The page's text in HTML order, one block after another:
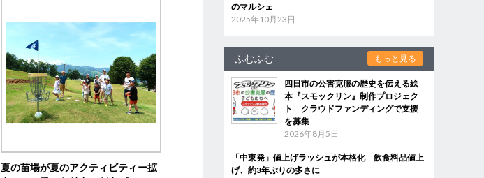
夏の苗場が夏のアクティビティー拡
のマルシェ
2025年10月23日
ふむふむ もっと見る
四日市の公害克服の歴史を伝える絵
本『スモックリン』制作プロジェク
ト クラウドファンディングで支援
を募集
2026年8月5日
「中東発」値上げラッシュが本格化 飲食料品値上
げ、約3年ぶりの多さに